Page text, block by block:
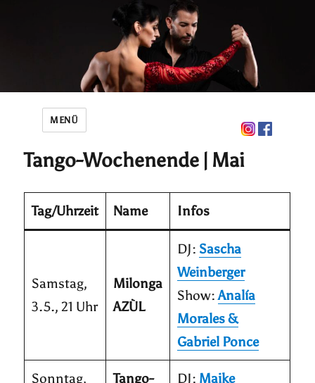
MENÜ
Tango-Wochenende | Mai
Tag/Uhrzeit Name Infos
Samstag,
3.5., 21 Uhr
Milonga
AZÙL
DJ: Sascha
Weinberger
Show:Analía
Morales &
Gabriel Ponce
Sonntag,
Tango-
DJ: Maike